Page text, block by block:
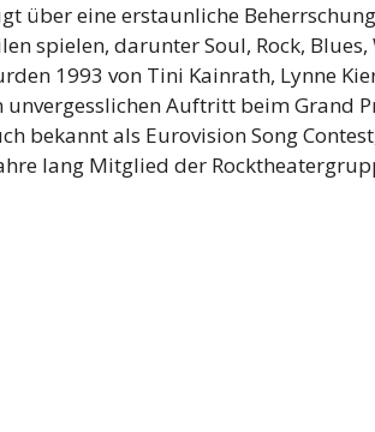
über eine erstaunliche
spielen, darunter Soul, Rock, Blues,
1993 von Tini Kainrath, Lynne
Auftritt beim Grand
bekannt als Eurovision Song
lang Mitglied der